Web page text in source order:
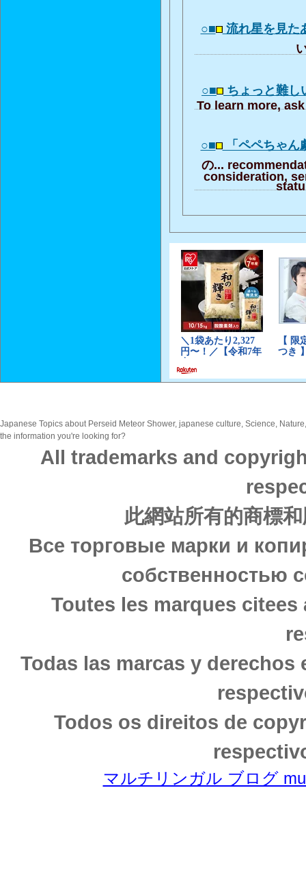
○■ 流れ星を見
○■ ちょっと難
To learn more,
○■ 「ペペちゃ
の...
consideration,
Japanese Topics about Perseid Meteor Shower, japanese culture, Science,
the information you're looking for?
All trademarks and
此網站所有的商標
Все торговые марки и
собственностью
Toutes les marques
Todas las marcas y
Todos os direitos de
マルチリンガル ブログ